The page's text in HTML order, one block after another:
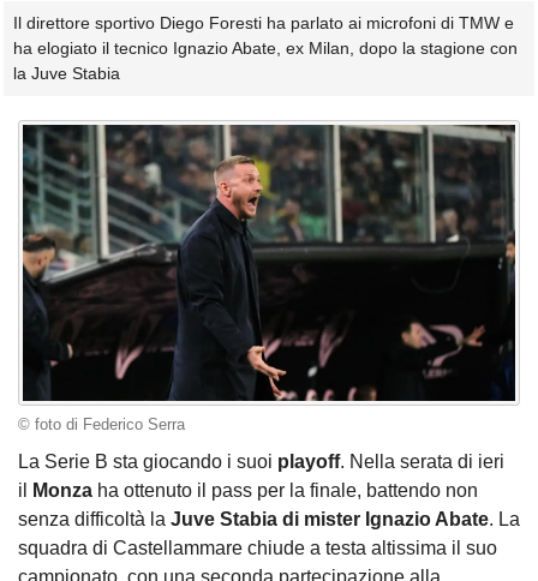
Il direttore sportivo Diego Foresti ha parlato ai microfoni di TMW e
ha elogiato il tecnico Ignazio Abate, ex Milan, dopo la stagione con
la Juve Stabia
© foto di Federico Serra
La Serie B sta giocando i suoi playoff. Nella serata di ieri
il
Monza ha ottenuto il pass per la finale, battendo non
senza difficoltà la Juve Stabia di mister Ignazio Abate. La
squadra di Castellammare chiude a testa altissima il suo